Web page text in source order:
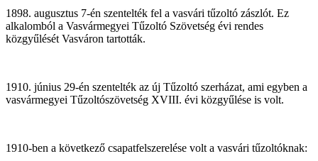
1898. augusztus 7-én szentelték fel a vasvári tűzoltó zászlót. Ez
alkalomból a Vasvármegyei Tűzoltó Szövetség évi rendes
közgyűlését Vasváron tartották.
1910. június 29-én szentelték az új Tűzoltó szerházat, ami egyben a
vasvármegyei Tűzoltószövetség XVIII. évi közgyűlése is volt.
1910-ben a következő csapatfelszerelése volt a vasvári tűzoltóknak: